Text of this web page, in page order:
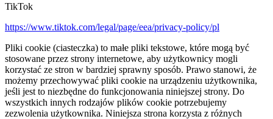
TikTok
https://www.tiktok.com/legal/page/eea/privacy-policy/pl
Pliki cookie (ciasteczka) to małe pliki tekstowe, które mogą być
stosowane przez strony internetowe, aby użytkownicy mogli
korzystać ze stron w bardziej sprawny sposób. Prawo stanowi, że
możemy przechowywać pliki cookie na urządzeniu użytkownika,
jeśli jest to niezbędne do funkcjonowania niniejszej strony. Do
wszystkich innych rodzajów plików cookie potrzebujemy
zezwolenia użytkownika. Niniejsza strona korzysta z różnych